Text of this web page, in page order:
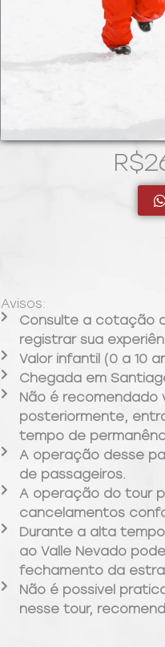
Avisos:
Consulte a cotação
registrar sua
Valor infantil (0 a 10
Chegada em
Não é recomendado
posteriormente,
tempo de
A operação desse
de passageiros.
A operação do tour
cancelamentos
Durante a alta
ao Valle Nevado
fechamento da
Não é possivel
nesse tour,